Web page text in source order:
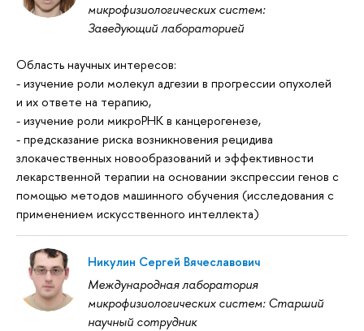
микрофизиологических систем:
Заведующий лабораторией
Область научных интересов:
- изучение роли молекул адгезии в прогрессии опухолей
и их ответе на терапию,
- изучение роли микроРНК в канцерогенезе,
- предсказание риска возникновения рецидива
злокачественных новообразований и эффективности
лекарственной терапии на основании экспрессии генов с
помощью методов машинного обучения (исследования с
применением искусственного интеллекта)
Никулин Сергей Вячеславович
Международная лаборатория
микрофизиологических систем: Старший
научный сотрудник